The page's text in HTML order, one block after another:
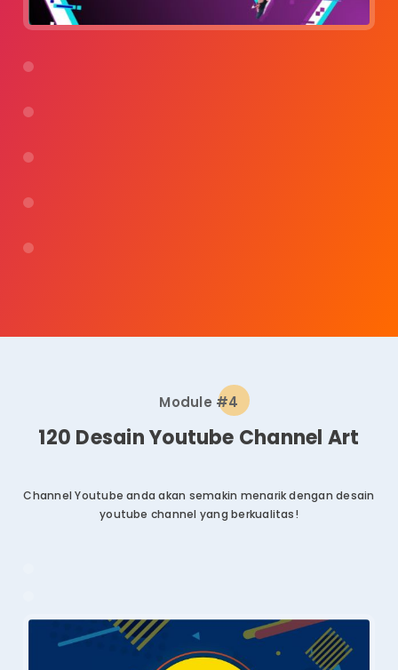
Module #4
120 Desain Youtube Channel Art
Channel Youtube anda akan semakin menarik dengan desain
youtube channel yang berkualitas!